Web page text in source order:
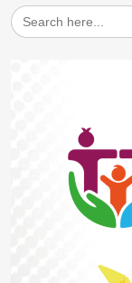
Search
for: